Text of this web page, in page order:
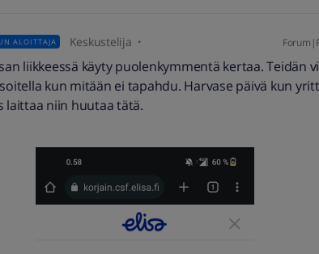
ALOITTAJA Keskustelija
liikkeessä käyty puolenkymmentä kertaa. Teidän
kun mitään ei tapahdu. Harvase päivä kun
laittaa niin huutaa tätä.